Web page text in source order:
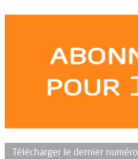
Télécharger le dernier numéro